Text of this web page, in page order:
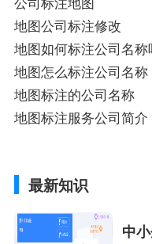
地图公司标注修改
地图如何标注公司名称
地图怎么标注公司名称
地图标注的公司名称
地图标注服务公司简介
最新知识
中